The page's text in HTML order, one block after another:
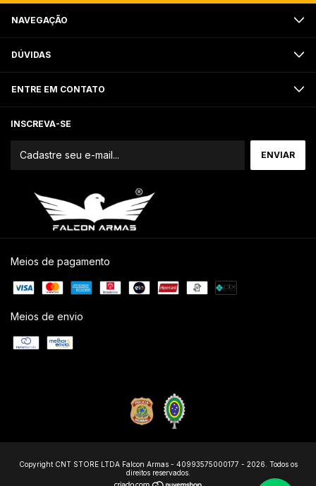
NAVEGAÇÃO
DÚVIDAS
ENTRE EM CONTATO
INSCREVA-SE
Meios de pagamento
Meios de envio
Copyright CNT STORE LTDA Falcon Armas - 40993575000177 - 2026. Todos os
direitos reservados.